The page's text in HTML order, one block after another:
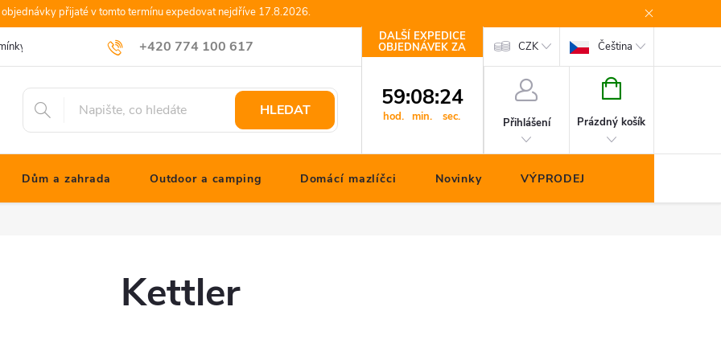
přijaté v tomto termínu expedovat nejdříve 17.8.2026.
+420 774 100 617
info@jonathanshop.cz
Podmínky ochrany osobních údajů Blog JONATHANshop.cz Kontakty CZK Čeština
HLEDAT
DALŠÍ EXPEDICE
OBJEDNÁVEK ZA
59
hod.
:08
min.
:24
sec. Přihlášení
NÁKUPNÍ
Prázdný košík
Dům a zahrada Outdoor a camping Domácí mazlíčci Novinky VÝPRODEJ
Kettler